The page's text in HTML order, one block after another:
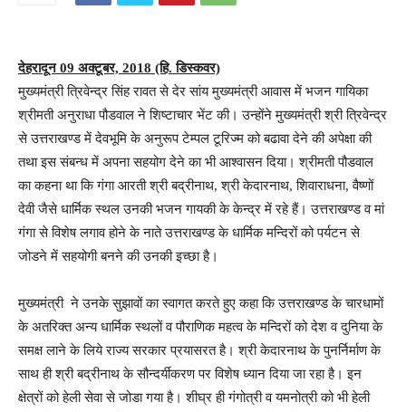
देहरादून 09 अक्टूबर, 2018 (हि. डिस्कवर)
मुख्यमंत्री त्रिवेन्द्र सिंह रावत से देर सांय मुख्यमंत्री आवास में भजन गायिका
श्रीमती अनुराधा पौडवाल ने शिष्टाचार भेंट की। उन्होंने मुख्यमंत्री श्री त्रिवेन्द्र
से उत्तराखण्ड में देवभूमि के अनुरूप टेम्पल टूरिज्म को बढावा देने की अपेक्षा की
तथा इस संबन्ध में अपना सहयोग देने का भी आश्वासन दिया। श्रीमती पौडवाल
का कहना था कि गंगा आरती श्री बद्रीनाथ, श्री केदारनाथ, शिवाराधना, वैष्णों
देवी जैसे धार्मिक स्थल उनकी भजन गायकी के केन्द्र में रहे हैं। उत्तराखण्ड व मां
गंगा से विशेष लगाव होने के नाते उत्तराखण्ड के धार्मिक मन्दिरों को पर्यटन से
जोडने में सहयोगी बनने की उनकी इच्छा है।
मुख्यमंत्री ने उनके सुझावों का स्वागत करते हुए कहा कि उत्तराखण्ड के चारधामों
के अतरिक्त अन्य धार्मिक स्थलों व पौराणिक महत्व के मन्दिरों को देश व दुनिया के
समक्ष लाने के लिये राज्य सरकार प्रयासरत है। श्री केदारनाथ के पुनर्निर्माण के
साथ ही श्री बद्रीनाथ के सौन्दर्यीकरण पर विशेष ध्यान दिया जा रहा है। इन
क्षेत्रों को हेली सेवा से जोडा गया है। शीघ्र ही गंगोत्री व यमनोत्री को भी हेली